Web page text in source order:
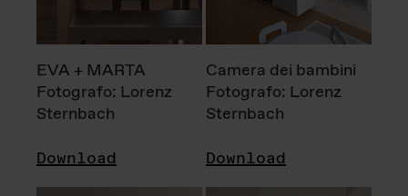
EVA + MARTA
Fotografo: Lorenz
Sternbach
Download
Camera dei bambini
Fotografo: Lorenz
Sternbach
Download